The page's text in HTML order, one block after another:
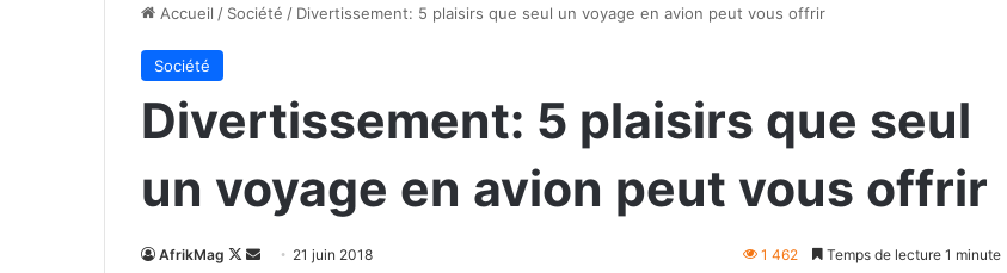
Accueil / Société / Divertissement: 5 plaisirs que seul un voyage en avion peut vous offrir
Société
Divertissement: 5 plaisirs que seul
un voyage en avion peut vous offrir
AfrikMag
Follow
Envoyer21 juin 2018 1 462 Temps de lecture 1 minute